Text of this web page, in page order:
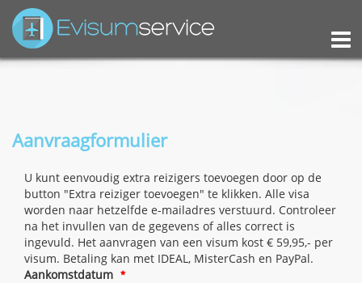
Aanvraagformulier
U kunt eenvoudig extra reizigers toevoegen door op de
button "Extra reiziger toevoegen" te klikken. Alle visa
worden naar hetzelfde e-mailadres verstuurd. Controleer
na het invullen van de gegevens of alles correct is
ingevuld. Het aanvragen van een visum kost € 59,95,- per
visum. Betaling kan met IDEAL, MisterCash en PayPal.
Aankomstdatum